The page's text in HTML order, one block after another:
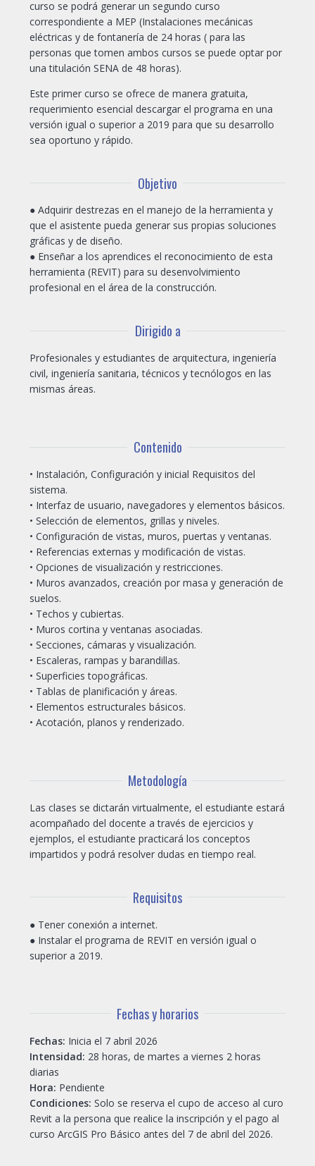
curso se podrá generar un segundo curso
correspondiente a MEP (Instalaciones mecánicas
eléctricas y de fontanería de 24 horas ( para las
personas que tomen ambos cursos se puede optar por
una titulación SENA de 48 horas).
Este primer curso se ofrece de manera gratuita,
requerimiento esencial descargar el programa en una
versión igual o superior a 2019 para que su desarrollo
sea oportuno y rápido.
Objetivo
● Adquirir destrezas en el manejo de la herramienta y
que el asistente pueda generar sus propias soluciones
gráficas y de diseño.
● Enseñar a los aprendices el reconocimiento de esta
herramienta (REVIT) para su desenvolvimiento
profesional en el área de la construcción.
Dirigido a
Profesionales y estudiantes de arquitectura, ingeniería
civil, ingeniería sanitaria, técnicos y tecnólogos en las
mismas áreas.
Contenido
• Instalación, Configuración y inicial Requisitos del
sistema.
• Interfaz de usuario, navegadores y elementos básicos.
• Selección de elementos, grillas y niveles.
• Configuración de vistas, muros, puertas y ventanas.
• Referencias externas y modificación de vistas.
• Opciones de visualización y restricciones.
• Muros avanzados, creación por masa y generación de
suelos.
• Techos y cubiertas.
• Muros cortina y ventanas asociadas.
• Secciones, cámaras y visualización.
• Escaleras, rampas y barandillas.
• Superficies topográficas.
• Tablas de planificación y áreas.
• Elementos estructurales básicos.
• Acotación, planos y renderizado.
Metodología
Las clases se dictarán virtualmente, el estudiante estará
acompañado del docente a través de ejercicios y
ejemplos, el estudiante practicará los conceptos
impartidos y podrá resolver dudas en tiempo real.
Requisitos
● Tener conexión a internet.
● Instalar el programa de REVIT en versión igual o
superior a 2019.
Fechas y horarios
Fechas: Inicia el 7 abril 2026
Intensidad: 28 horas, de martes a viernes 2 horas
diarias
Hora: Pendiente
Condiciones: Solo se reserva el cupo de acceso al curo
Revit a la persona que realice la inscripción y el pago al
curso ArcGIS Pro Básico antes del 7 de abril del 2026.